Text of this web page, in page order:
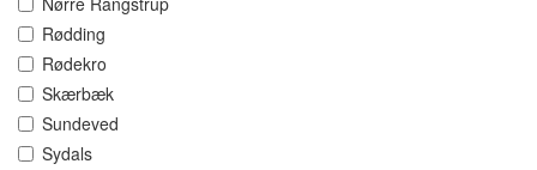
Rødding
Rødekro
Skærbæk
Sundeved
Sydals